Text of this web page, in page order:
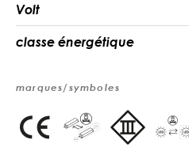
Volt
classe énergétique
marques/symboles